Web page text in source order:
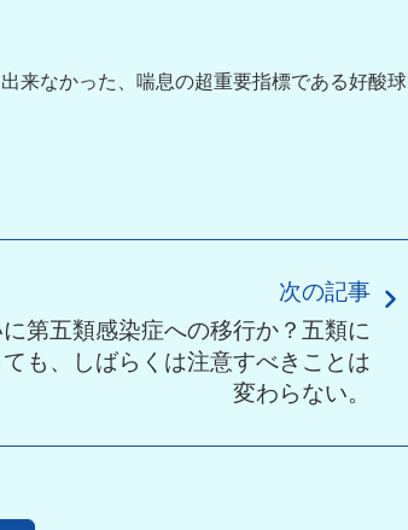
来なかった、喘息の超重要指標である好酸球
次の記事
第五類感染症への移行か？五類に
も、しばらくは注意すべきことは
変わらない。